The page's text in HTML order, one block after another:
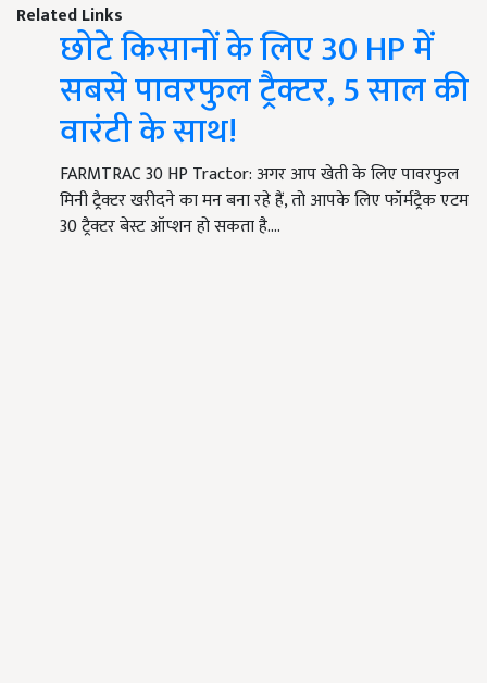
Related Links
छोटे किसानों के लिए 30 HP में
सबसे पावरफुल ट्रैक्टर, 5 साल की
वारंटी के साथ!
FARMTRAC 30 HP Tractor: अगर आप खेती के लिए पावरफुल
मिनी ट्रैक्टर खरीदने का मन बना रहे हैं, तो आपके लिए फॉर्मट्रैक एटम
30 ट्रैक्टर बेस्ट ऑप्शन हो सकता है.…